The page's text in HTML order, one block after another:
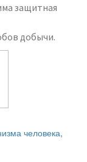
защитная
добычи.
человека,